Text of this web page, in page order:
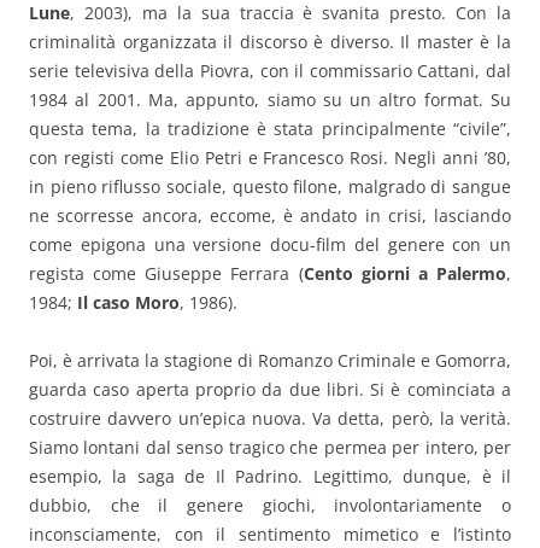
Lune, 2003), ma la sua traccia è svanita presto. Con la
criminalità organizzata il discorso è diverso. Il master è la
serie televisiva della Piovra, con il commissario Cattani, dal
1984 al 2001. Ma, appunto, siamo su un altro format. Su
questa tema, la tradizione è stata principalmente “civile”,
con registi come Elio Petri e Francesco Rosi. Negli anni ’80,
in pieno riflusso sociale, questo filone, malgrado di sangue
ne scorresse ancora, eccome, è andato in crisi, lasciando
come epigona una versione docu-film del genere con un
regista come Giuseppe Ferrara (Cento giorni a Palermo,
1984; Il caso Moro, 1986).
Poi, è arrivata la stagione di Romanzo Criminale e Gomorra,
guarda caso aperta proprio da due libri. Si è cominciata a
costruire davvero un’epica nuova. Va detta, però, la verità.
Siamo lontani dal senso tragico che permea per intero, per
esempio, la saga de Il Padrino. Legittimo, dunque, è il
dubbio, che il genere giochi, involontariamente o
inconsciamente, con il sentimento mimetico e l’istinto